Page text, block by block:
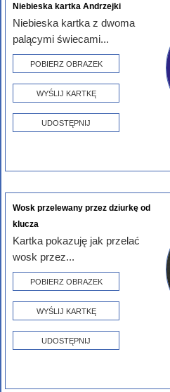
Niebieska kartka Andrzejki
Niebieska kartka z dwoma
palącymi świecami...
POBIERZ OBRAZEK
WYŚLIJ KARTKĘ
UDOSTĘPNIJ
Wosk przelewany przez dziurkę od
klucza
Kartka pokazuję jak przelać
wosk przez...
POBIERZ OBRAZEK
WYŚLIJ KARTKĘ
UDOSTĘPNIJ